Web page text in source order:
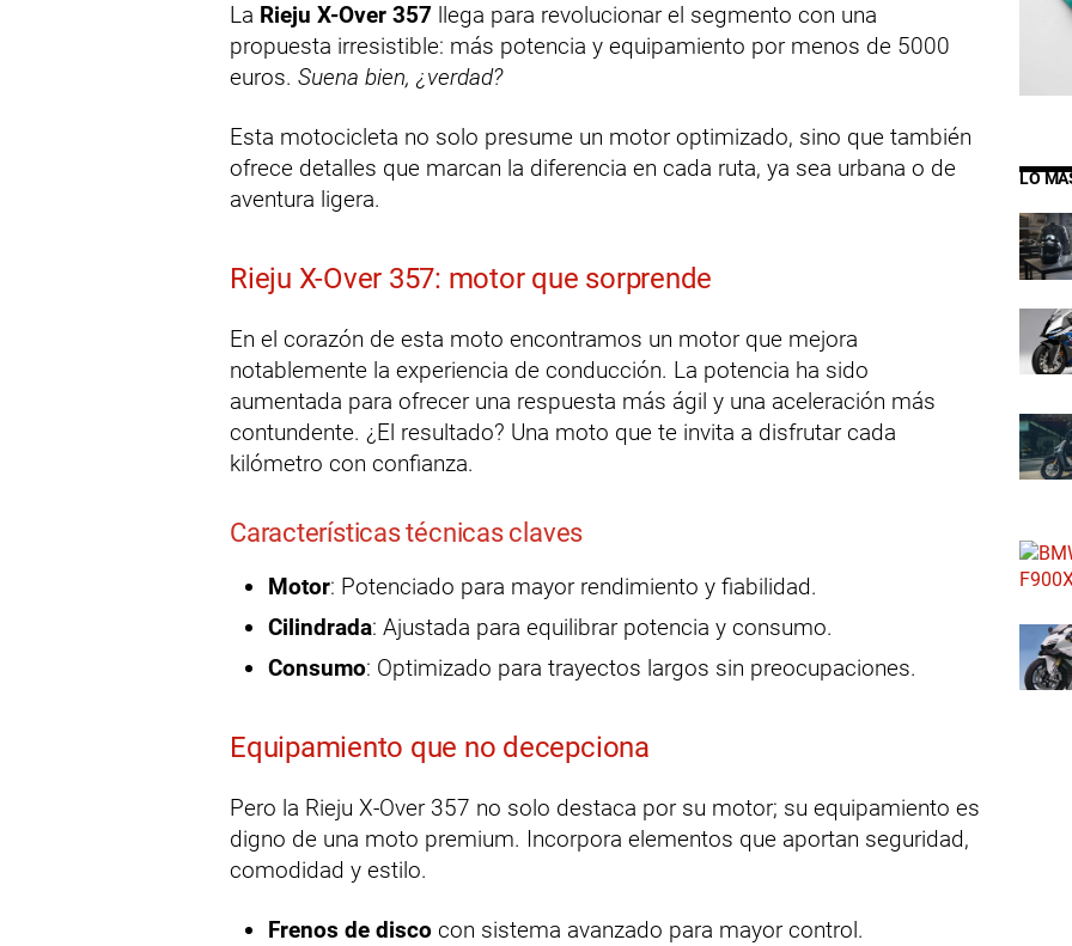
La Rieju X-Over 357 llega para revolucionar el segmento con una
propuesta irresistible: más potencia y equipamiento por menos de 5000
euros. Suena bien, ¿verdad?
Esta motocicleta no solo presume un motor optimizado, sino que también
ofrece detalles que marcan la diferencia en cada ruta, ya sea urbana o de
aventura ligera.
Rieju X-Over 357: motor que sorprende
En el corazón de esta moto encontramos un motor que mejora
notablemente la experiencia de conducción. La potencia ha sido
aumentada para ofrecer una respuesta más ágil y una aceleración más
contundente. ¿El resultado? Una moto que te invita a disfrutar cada
kilómetro con confianza.
Características técnicas claves
Motor: Potenciado para mayor rendimiento y fiabilidad.
Cilindrada: Ajustada para equilibrar potencia y consumo.
Consumo: Optimizado para trayectos largos sin preocupaciones.
Equipamiento que no decepciona
Pero la Rieju X-Over 357 no solo destaca por su motor; su equipamiento es
digno de una moto premium. Incorpora elementos que aportan seguridad,
comodidad y estilo.
Frenos de disco con sistema avanzado para mayor control.
LO